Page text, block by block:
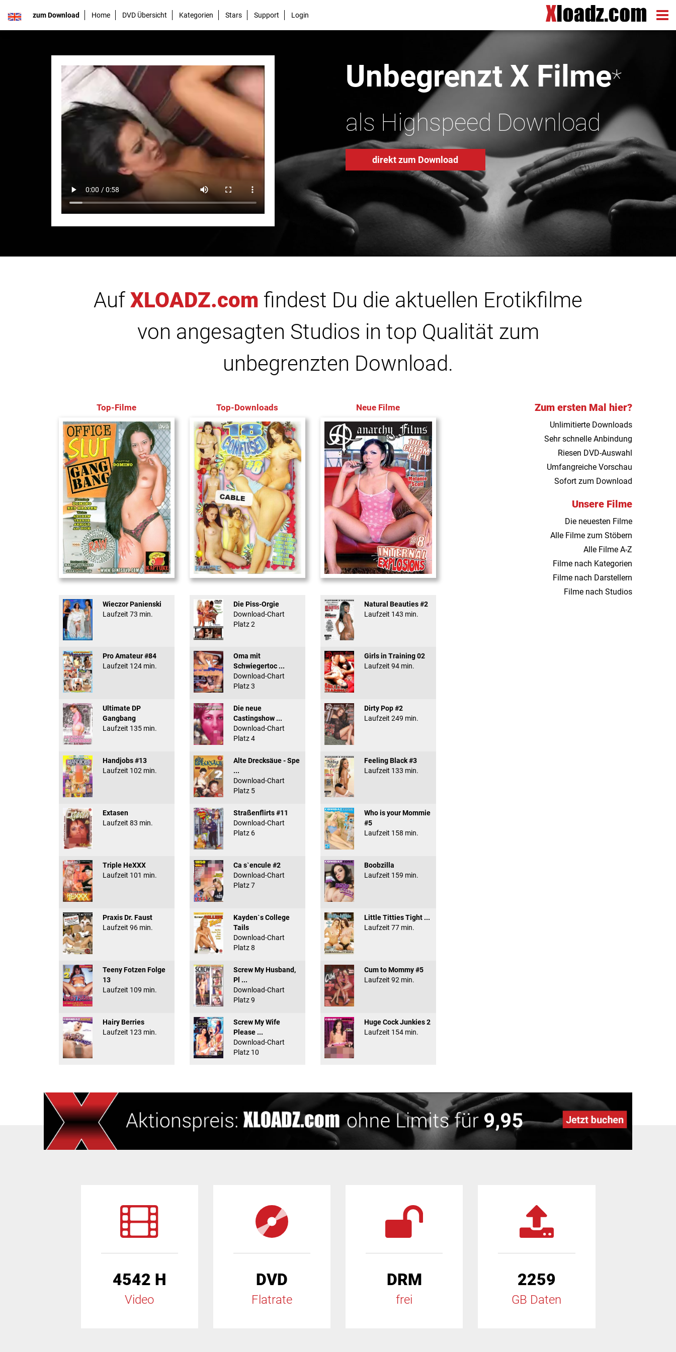
zum Download Home DVD Übersicht Kategorien Stars Support Login
Unbegrenzt X Filme*
als Highspeed Download
direkt zum Download
Auf XLOADZ.com findest Du die aktuellen Erotikfilme
von angesagten Studios in top Qualität zum
unbegrenzten Download.
Top-Filme
Office Slut Gangbang
Wieczor Panienski
Laufzeit 73 min.
Pro Amateur #84
Laufzeit 124 min.
Ultimate DP
Gangbang
Laufzeit 135 min.
Handjobs #13
Laufzeit 102 min.
Extasen
Laufzeit 83 min.
Triple HeXXX
Laufzeit 101 min.
Praxis Dr. Faust
Laufzeit 96 min.
Teeny Fotzen Folge
13
Laufzeit 109 min.
Hairy Berries
Laufzeit 123 min.
Top-Downloads
18 And Confused #8 - ...
Die Piss-Orgie
Download-Chart
Platz 2
Oma mit
Schwiegertoc ...
Download-Chart
Platz 3
Die neue
Castingshow ...
Download-Chart
Platz 4
Alte Drecksäue - Spe
...
Download-Chart
Platz 5
Straßenflirts #11
Download-Chart
Platz 6
Ca s`encule #2
Download-Chart
Platz 7
Kayden`s College
Tails
Download-Chart
Platz 8
Screw My Husband,
Pl ...
Download-Chart
Platz 9
Screw My Wife
Please ...
Download-Chart
Platz 10
Neue Filme
Internal Explosionen
Natural Beauties #2
Laufzeit 143 min.
Girls in Training 02
Laufzeit 94 min.
Dirty Pop #2
Laufzeit 249 min.
Feeling Black #3
Laufzeit 133 min.
Who is your Mommie
#5
Laufzeit 158 min.
Boobzilla
Laufzeit 159 min.
Little Titties Tight ...
Laufzeit 77 min.
Cum to Mommy #5
Laufzeit 92 min.
Huge Cock Junkies 2
Laufzeit 154 min.
Zum ersten Mal hier?
Unlimitierte Downloads
Sehr schnelle Anbindung
Riesen DVD-Auswahl
Umfangreiche Vorschau
Sofort zum Download
Unsere Filme
Die neuesten Filme
Alle Filme zum Stöbern
Alle Filme A-Z
Filme nach Kategorien
Filme nach Darstellern
Filme nach Studios
4542 H
Video
DVD
Flatrate
DRM
frei
2259
GB Daten